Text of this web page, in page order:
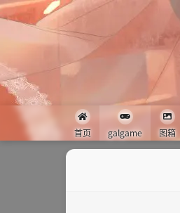
首页 galgame 图箱